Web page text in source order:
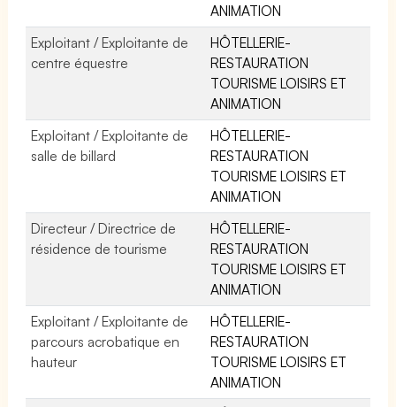
ANIMATION
Exploitant / Exploitante de
centre équestre
HÔTELLERIE-
RESTAURATION
TOURISME LOISIRS ET
ANIMATION
Exploitant / Exploitante de
salle de billard
HÔTELLERIE-
RESTAURATION
TOURISME LOISIRS ET
ANIMATION
Directeur / Directrice de
résidence de tourisme
HÔTELLERIE-
RESTAURATION
TOURISME LOISIRS ET
ANIMATION
Exploitant / Exploitante de
parcours acrobatique en
hauteur
HÔTELLERIE-
RESTAURATION
TOURISME LOISIRS ET
ANIMATION